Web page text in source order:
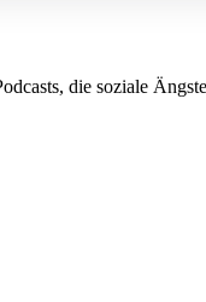
die soziale